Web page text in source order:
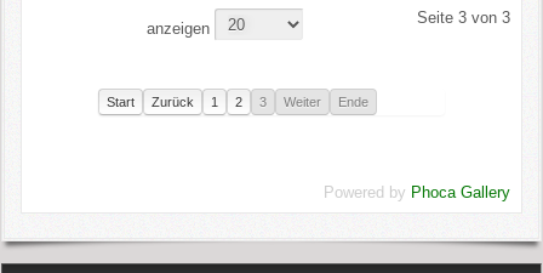
anzeigen
Seite 3 von 3
Start Zurück 1 2 3 Weiter Ende
Powered by Phoca Gallery